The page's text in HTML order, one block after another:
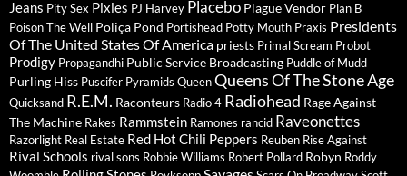
Jeans Pity Sex Pixies PJ Harvey Placebo Plague Vendor Plan B
Poison The Well Poliça Pond Portishead Potty Mouth Praxis Presidents
Of The United States Of America priests Primal Scream Probot
Prodigy Propagandhi Public Service Broadcasting Puddle of Mudd
Purling Hiss Puscifer Pyramids QueenQueens Of The Stone Age
Quicksand R.E.M. Raconteurs Radio 4 Radiohead Rage Against
The Machine Rakes Rammstein Ramones rancid Raveonettes
Razorlight Real Estate Red Hot Chili Peppers Reuben Rise Against
Rival Schools rival sons Robbie Williams Robert Pollard Robyn Roddy